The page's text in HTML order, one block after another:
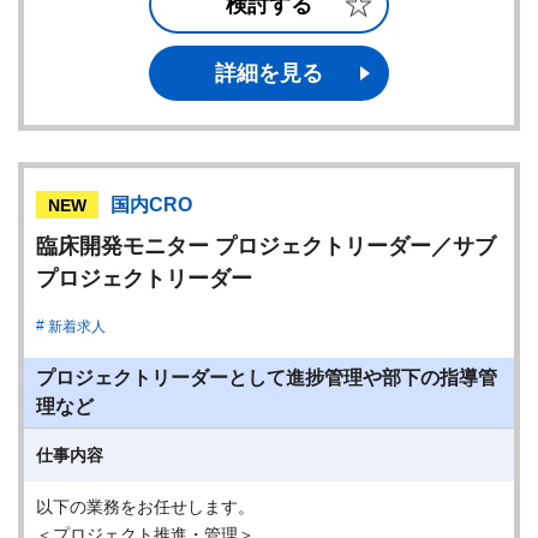
検討する
詳細を見る
NEW 国内CRO
臨床開発モニター プロジェクトリーダー／サブ
プロジェクトリーダー
新着求人
プロジェクトリーダーとして進捗管理や部下の指導管
理など
仕事内容
以下の業務をお任せします。